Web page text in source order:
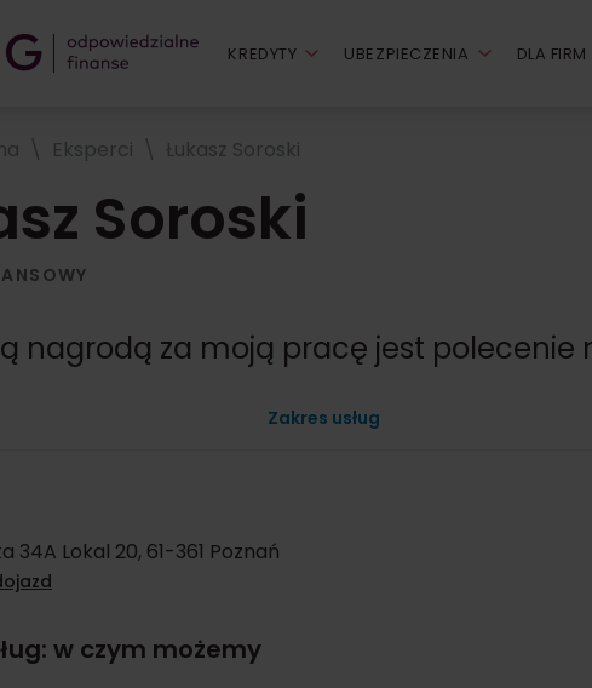
KREDYTY UBEZPIECZENIA DLA FIRM
Eksperci Łukasz Soroski
Soroski
nagrodą za moją pracę jest polecenie
Zakres usług
34A Lokal 20, 61-361 Poznań
w czym możemy